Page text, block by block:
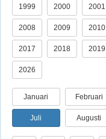
1999 2000 2001
2008 2009 2010
2017 2018 2019
2026
Januari Februari
Juli Augusti